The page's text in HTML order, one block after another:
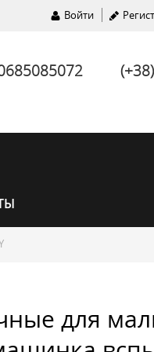
Войти
для